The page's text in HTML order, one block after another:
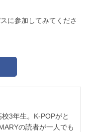
に参加してみてくださ
3年生。K-POPがと
の読者が一人でも